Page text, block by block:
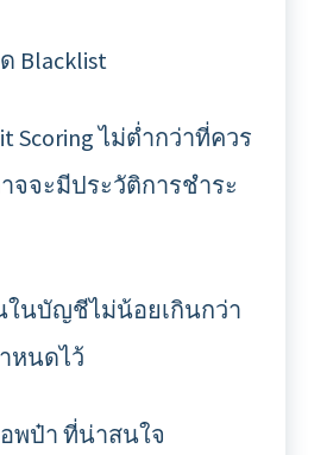
Blacklist
Scoring ไม่ต่ำกว่าที่ควร
จจะมีประวัติการชำระ
ในบัญชีไม่น้อยเกินกว่า
หนดไว้
พป๋า ที่น่าสนใจ